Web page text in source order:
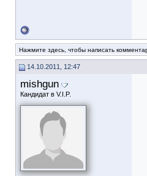
Нажмите здесь, чтобы написать
14.10.2011, 12:47
mishgun
Кандидат в V.I.P.